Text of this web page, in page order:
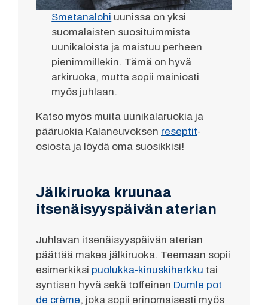
Smetanalohi uunissa on yksi
suomalaisten suosituimmista
uunikaloista ja maistuu perheen
pienimmillekin. Tämä on hyvä
arkiruoka, mutta sopii mainiosti
myös juhlaan.
Katso myös muita uunikalaruokia ja
pääruokia Kalaneuvoksen reseptit-
osiosta ja löydä oma suosikkisi!
Jälkiruoka kruunaa
itsenäisyyspäivän aterian
Juhlavan itsenäisyyspäivän aterian
päättää makea jälkiruoka. Teemaan sopii
esimerkiksi puolukka-kinuskiherkku tai
syntisen hyvä sekä toffeinen Dumle pot
de crème, joka sopii erinomaisesti myös